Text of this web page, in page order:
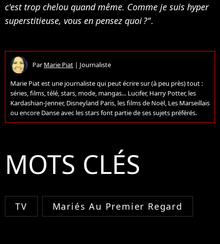
c'est trop chelou quand même. Comme je suis hyper
superstitieuse, vous en pensez quoi ?".
ParMarie Piat | Journaliste
Marie Piat est une journaliste qui peut écrire sur (à peu près) tout :
séries, films, télé, stars, mode, mangas... Lucifer, Harry Potter, les
Kardashian-Jenner, Disneyland Paris, les films de Noël, Les Marseillais
ou encore Danse avec les stars font partie de ses sujets préférés.
MOTS CLÉS
TV Mariés Au Premier Regard